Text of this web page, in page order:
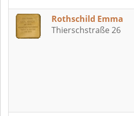
Rothschild Emma
Thierschstraße 26